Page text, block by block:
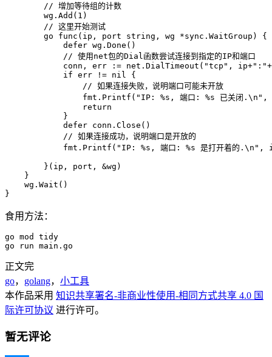
        // 增加等待组的计数
        wg.Add(1)
        // 这里开始测试
        go func(ip, port string, wg *sync.WaitGroup) {
            defer wg.Done()
            // 使用net包的Dial函数尝试连接到指定的IP和端口
conn, err := net.DialTimeout("tcp",
            if err != nil {
                // 如果连接失败，说明端口可能未开放
fmt.Printf("IP: %s, 端口: %s 已关闭.\n",
                return
            }
            defer conn.Close()
            // 如果连接成功，说明端口是开放的
fmt.Printf("IP: %s, 端口: %s 是打开着的.\n",
        }(ip, port, &wg)
    }
    wg.Wait()
}
食用方法：
go mod tidy
go run main.go
正文完
go， golang， 小工具
本作品采用 知识共享署名-非商业性使用-相同方式共享 4.0 国
际许可协议 进行许可。
暂无评论